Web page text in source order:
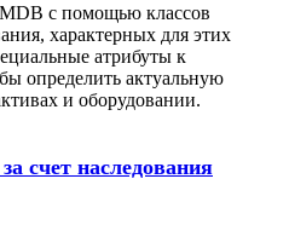
с помощью классов
характерных для этих
атрибуты к
определить актуальную
и оборудовании.
счет наследования